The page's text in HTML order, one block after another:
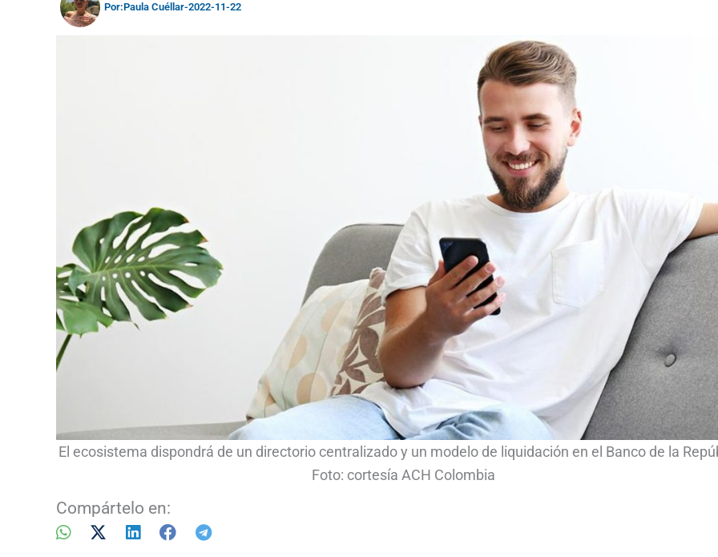
Por:Paula Cuéllar-2022-11-22
El ecosistema dispondrá de un directorio centralizado y un modelo de liquidación en el Banco de la
Foto: cortesía ACH Colombia
Compártelo en: